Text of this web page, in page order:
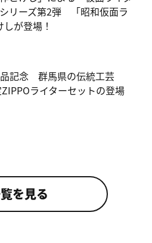
リーズ第2弾 「昭和仮面ラ
が登場！
記念 群馬県の伝統工芸
ZIPPOライターセットの登場
を見る